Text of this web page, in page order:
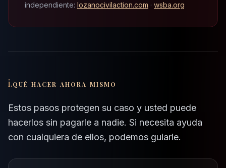
independiente: lozanocivilaction.com · wsba.org
i.QUÉ HACER AHORA MISMO
Estos pasos protegen su caso y usted puede
hacerlos sin pagarle a nadie. Si necesita ayuda
con cualquiera de ellos, podemos guiarle.